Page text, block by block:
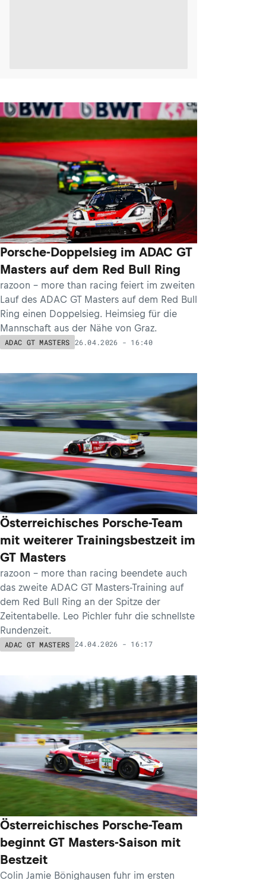
Porsche-Doppelsieg im ADAC GT
Masters auf dem Red Bull Ring
razoon - more than racing feiert im zweiten
Lauf des ADAC GT Masters auf dem Red Bull
Ring einen Doppelsieg. Heimsieg für die
Mannschaft aus der Nähe von Graz.
ADAC GT MASTERS 26.04.2026 - 16:40
Österreichisches Porsche-Team
mit weiterer Trainingsbestzeit im
GT Masters
razoon - more than racing beendete auch
das zweite ADAC GT Masters-Training auf
dem Red Bull Ring an der Spitze der
Zeitentabelle. Leo Pichler fuhr die schnellste
Rundenzeit.
ADAC GT MASTERS 24.04.2026 - 16:17
Österreichisches Porsche-Team
beginnt GT Masters-Saison mit
Bestzeit
Colin Jamie Bönighausen fuhr im ersten